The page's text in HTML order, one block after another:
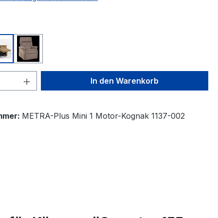
1137
Maulwurf 1132
Anzahl: Gib den gewünschten Wert
In den Warenkorb
METRA-Plus Mini 1 Motor-Kognak 1137-002